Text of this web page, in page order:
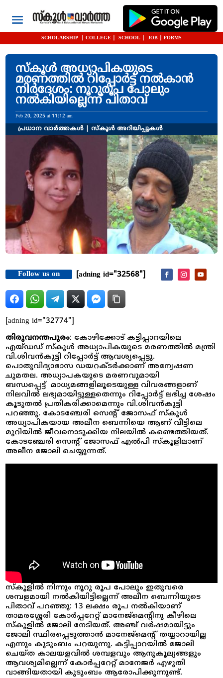
SCHOLARSHIP COLLEGE SCHOOL JOB FORMS
സ്കൂൾ അധ്യാപികയുടെ
മരണത്തിൽ റിപ്പോർട്ട് നൽകാൻ
നിർദേശം: നൂറുരൂപ പോലും
നൽകിയില്ലെന്ന് പിതാവ്
Feb 20, 2025 at 11:12 am
പ്രധാന വാർത്തകൾ |സ്കൂൾ അറിയിപ്പുകൾ
Follow us on [adning id="32568"]
[adning id="32774"]
തിരുവനന്തപുരം: കോഴിക്കോട് കട്ടിപ്പാറയിലെ
എയ്ഡഡ് സ്കൂൾ അധ്യാപികയുടെ മരണത്തിൽ മന്ത്രി
വി.ശിവൻകുട്ടി റിപ്പോർട്ട് ആവശ്യപ്പെട്ടു.
പൊതുവിദ്യാഭാസ ഡയറക്ടർക്കാണ് അന്വേഷണ
ചുമതല. അധ്യാപകയുടെ മരണവുമായി
ബന്ധപ്പെട്ട് മാധ്യമങ്ങളിലൂടെയുള്ള വിവരങ്ങളാണ്
നിലവിൽ ലഭ്യമായിട്ടുള്ളതെന്നും റിപ്പോർട്ട് ലഭിച്ച ശേഷം
കൂടുതൽ പ്രതികരിക്കാമെന്നും വി.ശിവൻകുട്ടി
പറഞ്ഞു. കോടഞ്ചേരി സെന്റ് ജോസഫ് സ്കൂൾ
അധ്യാപികയായ അലീന ബെന്നിയെ ആണ് വീട്ടിലെ
മുറിയിൽ ജീവനൊടുക്കിയ നിലയിൽ കണ്ടെത്തിയത്.
കോടഞ്ചേരി സെന്റ് ജോസഫ് എൽപി സ്‌കൂളിലാണ്
അലീന ജോലി ചെയ്യുന്നത്.
സ്കൂളിൽ നിന്നും നൂറു രൂപ പോലും ഇതുവരെ
ശമ്പളമായി നൽകിയിട്ടില്ലെന്ന് അലീന ബെന്നിയുടെ
പിതാവ് പറഞ്ഞു: 13 ലക്ഷം രൂപ നൽകിയാണ്
താമരശ്ശേരി കോർപ്പറേറ്റ് മാനേജ്‌മെന്റിനു കീഴിലെ
സ്‌കൂളിൽ ജോലി നേടിയത്. അഞ്ച് വർഷമായിട്ടും
ജോലി സ്ഥിരപ്പെടുത്താൻ മാനേജ്‌മെന്റ് തയ്യാറായില്ല
എന്നും കുടുംബം പറയുന്നു. കട്ടിപ്പാറയിൽ ജോലി
ചെയ്ത കാലയളവിൽ ശമ്പളവും ആനുകൂല്യങ്ങളും
ആവശ്യമില്ലെന്ന് കോർപ്പറേറ്റ് മാനേജർ എഴുതി
വാങ്ങിയതായി കുടുംബം ആരോപിക്കുന്നുണ്ട്.